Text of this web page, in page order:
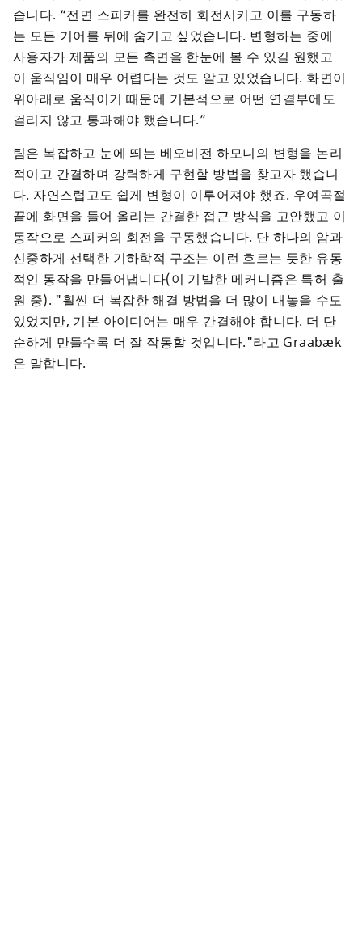
습니다. “전면 스피커를 완전히 회전시키고 이를 구동하
는 모든 기어를 뒤에 숨기고 싶었습니다. 변형하는 중에
사용자가 제품의 모든 측면을 한눈에 볼 수 있길 원했고
이 움직임이 매우 어렵다는 것도 알고 있었습니다. 화면이
위아래로 움직이기 때문에 기본적으로 어떤 연결부에도
걸리지 않고 통과해야 했습니다.”
팀은 복잡하고 눈에 띄는 베오비전 하모니의 변형을 논리
적이고 간결하며 강력하게 구현할 방법을 찾고자 했습니
다. 자연스럽고도 쉽게 변형이 이루어져야 했죠. 우여곡절
끝에 화면을 들어 올리는 간결한 접근 방식을 고안했고 이
동작으로 스피커의 회전을 구동했습니다. 단 하나의 암과
신중하게 선택한 기하학적 구조는 이런 흐르는 듯한 유동
적인 동작을 만들어냅니다(이 기발한 메커니즘은 특허 출
원 중). "훨씬 더 복잡한 해결 방법을 더 많이 내놓을 수도
있었지만, 기본 아이디어는 매우 간결해야 합니다. 더 단
순하게 만들수록 더 잘 작동할 것입니다."라고 Graabæk
은 말합니다.